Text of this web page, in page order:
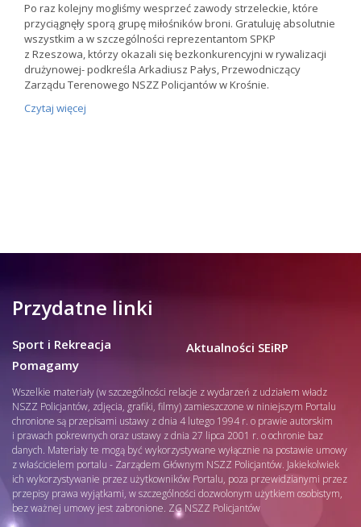
Po raz kolejny mogliśmy wesprzeć zawody strzeleckie, które
przyciągnęły sporą grupę miłośników broni. Gratuluję absolutnie
wszystkim a w szczególności reprezentantom SPKP
z Rzeszowa, którzy okazali się bezkonkurencyjni w rywalizacji
drużynowej- podkreśla Arkadiusz Pałys, Przewodniczący
Zarządu Terenowego NSZZ Policjantów w Krośnie.
Czytaj więcej
Przydatne linki
Sport i Rekreacja
Pomagamy
Aktualności SEiRP
Wszelkie materiały (w szczególności relacje z wydarzeń z udziałem władz
NSZZ Policjantów, zdjęcia, grafiki, filmy) zamieszczone w niniejszym Portalu
chronione są przepisami ustawy z dnia 4 lutego 1994 r. o prawie autorskim
i prawach pokrewnych oraz ustawy z dnia 27 lipca 2001 r. o ochronie baz
danych. Materiały te mogą być wykorzystywane wyłącznie na postawie umowy
z właścicielem portalu - Zarządem Głównym NSZZ Policjantów. Jakiekolwiek
ich wykorzystywanie przez użytkowników Portalu, poza przewidzianymi przez
przepisy prawa wyjątkami, w szczególności dozwolonym użytkiem osobistym,
bez ważnej umowy jest zabronione. ZG NSZZ Policjantów